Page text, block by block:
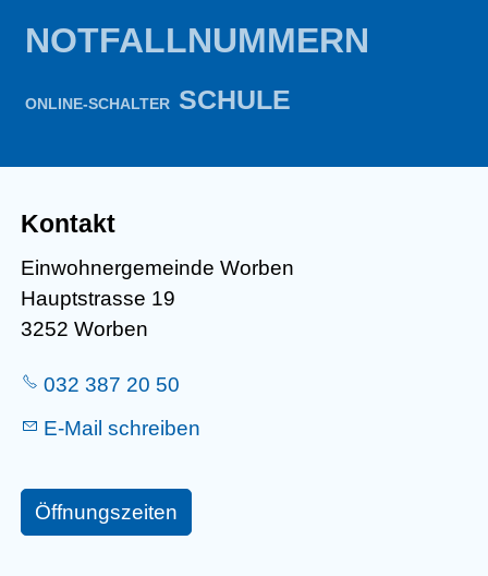
NOTFALLNUMMERN
ONLINE-SCHALTER SCHULE
Kontakt
Einwohnergemeinde Worben
Hauptstrasse 19
3252 Worben
032 387 20 50
E-Mail schreiben
Öffnungszeiten